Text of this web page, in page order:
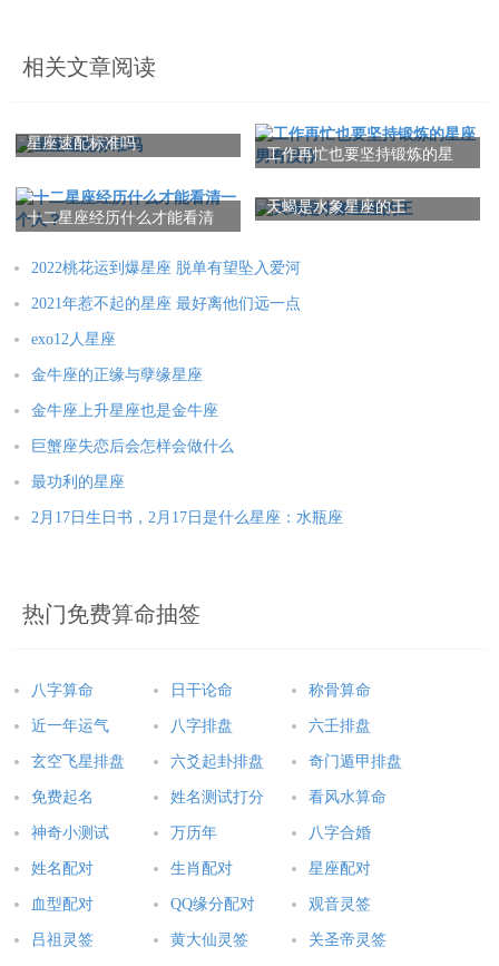
相关文章阅读
星座速配标准吗
工作再忙也要坚持锻炼的星
十二星座经历什么才能看清
天蝎是水象星座的王
2022桃花运到爆星座 脱单有望坠入爱河
2021年惹不起的星座 最好离他们远一点
exo12人星座
金牛座的正缘与孽缘星座
金牛座上升星座也是金牛座
巨蟹座失恋后会怎样会做什么
最功利的星座
2月17日生日书，2月17日是什么星座：水瓶座
热门免费算命抽签
八字算命 日干论命 称骨算命
近一年运气 八字排盘 六壬排盘
玄空飞星排盘 六爻起卦排盘 奇门遁甲排盘
免费起名 姓名测试打分 看风水算命
神奇小测试 万历年 八字合婚
姓名配对 生肖配对 星座配对
血型配对 QQ缘分配对 观音灵签
吕祖灵签 黄大仙灵签 关圣帝灵签